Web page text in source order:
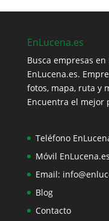
EnLucena.es
Busca empresas
EnLucena.es.
fotos, mapa, ruta y
Encuentra el mejor
Teléfono
Móvil
Email:
Blog
Contacto